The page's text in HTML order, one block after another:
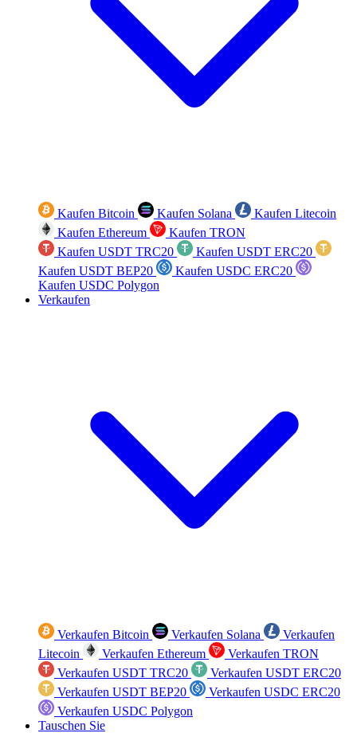
Kaufen Bitcoin Kaufen Solana
Kaufen Litecoin
Kaufen Ethereum
Kaufen TRON
Kaufen USDT TRC20
Kaufen USDT ERC20
Kaufen USDT BEP20
Kaufen USDC ERC20
Kaufen USDC Polygon
Verkaufen
Verkaufen Bitcoin Verkaufen Solana
Verkaufen
Litecoin
Verkaufen Ethereum
Verkaufen TRON
Verkaufen USDT TRC20
Verkaufen USDT ERC20
Verkaufen USDT BEP20
Verkaufen USDC ERC20
Verkaufen USDC Polygon
Tauschen Sie